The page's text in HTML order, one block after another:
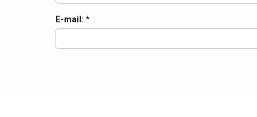
E-mail: *